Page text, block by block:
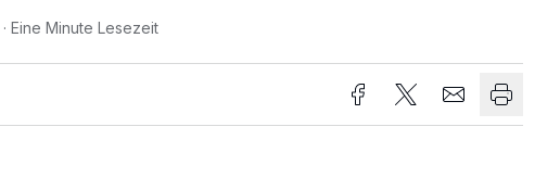
Eine Minute Lesezeit